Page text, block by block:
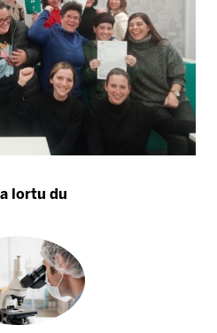
lortu du